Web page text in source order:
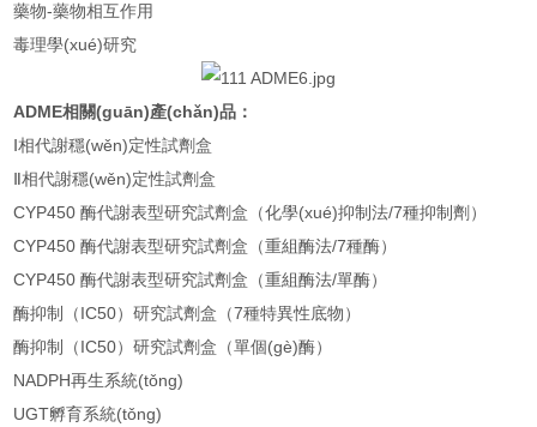
藥物-藥物相互作用
毒理學(xué)研究
ADME相關(guān)產(chǎn)品：
Ⅰ相代謝穩(wěn)定性試劑盒
Ⅱ相代謝穩(wěn)定性試劑盒
CYP450 酶代謝表型研究試劑盒（化學(xué)抑制法/7種抑制劑）
CYP450 酶代謝表型研究試劑盒（重組酶法/7種酶）
CYP450 酶代謝表型研究試劑盒（重組酶法/單酶）
酶抑制（IC50）研究試劑盒（7種特異性底物）
酶抑制（IC50）研究試劑盒（單個(gè)酶）
NADPH再生系統(tǒng)
UGT孵育系統(tǒng)